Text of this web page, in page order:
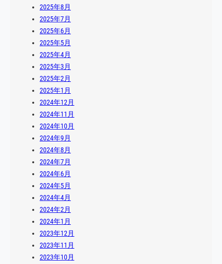
2025年8月
2025年7月
2025年6月
2025年5月
2025年4月
2025年3月
2025年2月
2025年1月
2024年12月
2024年11月
2024年10月
2024年9月
2024年8月
2024年7月
2024年6月
2024年5月
2024年4月
2024年2月
2024年1月
2023年12月
2023年11月
2023年10月